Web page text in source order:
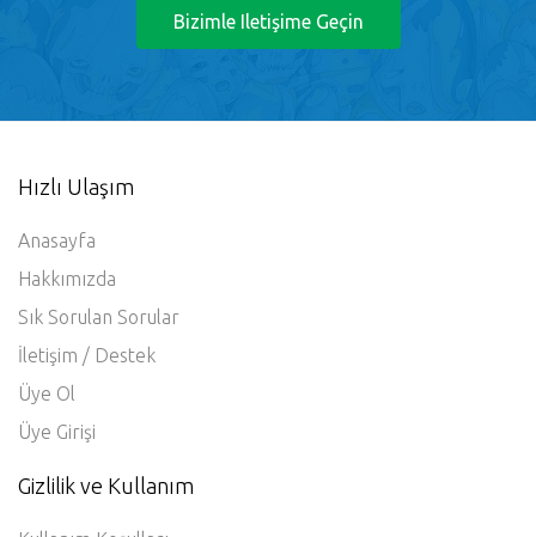
Bizimle Iletişime Geçin
Hızlı Ulaşım
Anasayfa
Hakkımızda
Sık Sorulan Sorular
İletişim / Destek
Üye Ol
Üye Girişi
Gizlilik ve Kullanım